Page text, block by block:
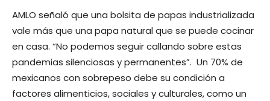
AMLO señaló que una bolsita de papas industrializada
vale más que una papa natural que se puede cocinar
en casa. “No podemos seguir callando sobre estas
pandemias silenciosas y permanentes”. Un 70% de
mexicanos con sobrepeso debe su condición a
factores alimenticios, sociales y culturales, como un